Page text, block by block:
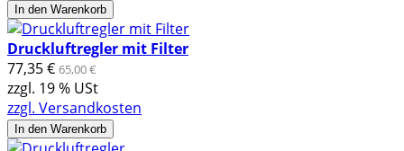
In den Warenkorb
Druckluftregler mit Filter
77,35 € 65,00 €
zzgl. 19 % USt
zzgl. Versandkosten
In den Warenkorb